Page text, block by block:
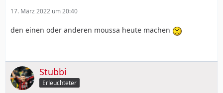
17. März 2022 um 20:40
den einen oder anderen moussa heute machen
Stubbi
Erleuchteter